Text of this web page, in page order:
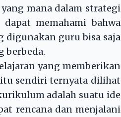
mana dalam strategi
memahami bahwa
digunakan guru bisa saja
berbeda.
yang memberikan
sendiri ternyata dilihat
adalah suatu ide
rencana dan menjalani